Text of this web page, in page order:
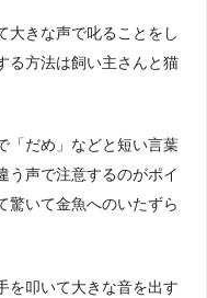
大きな声で叱ることをし
る方法は飼い主さんと猫
「だめ」などと短い言葉
う声で注意するのがポイ
驚いて金魚へのいたずら
を叩いて大きな音を出す